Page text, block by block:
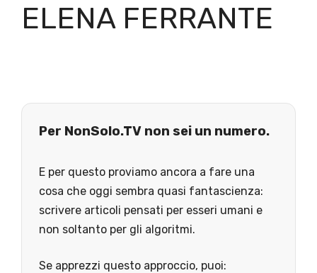
ELENA FERRANTE
Per NonSolo.TV non sei un numero.
E per questo proviamo ancora a fare una
cosa che oggi sembra quasi fantascienza:
scrivere articoli pensati per esseri umani e
non soltanto per gli algoritmi.
Se apprezzi questo approccio, puoi: